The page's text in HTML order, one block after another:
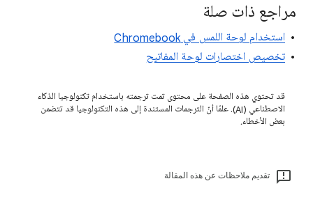
مراجع ذات صلة
استخدام لوحة اللمس في Chromebook
تخصيص اختصارات لوحة المفاتيح
قد تحتوي هذه الصفحة على محتوى تمت ترجمته باستخدام تكنولوجيا الذكاء
الاصطناعي (AI). علمًا أنّ الترجمات المستندة إلى هذه التكنولوجيا قد تتضمن
بعض الأخطاء.
تقديم ملاحظات عن هذه المقالة